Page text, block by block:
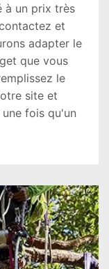
à un prix très
et
adapter le
que vous
le
site et
fois qu'un